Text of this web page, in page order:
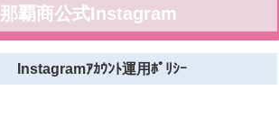
那覇商公式Instagram
Instagramｱｶｳﾝﾄ運用ﾎﾟﾘｼｰ